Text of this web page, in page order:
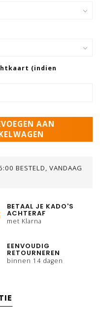
(indien
AAN
BESTELD, VANDAAG
BETAAL JE KADO'S
ACHTERAF
met Klarna
EENVOUDIG
RETOURNEREN
binnen 14 dagen